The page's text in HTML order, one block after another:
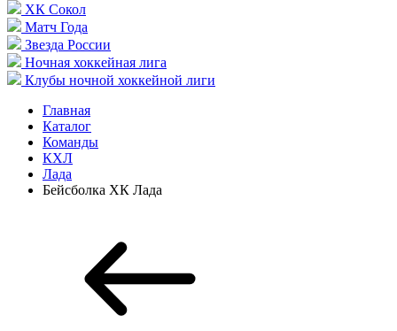
ХК Сокол
Матч Года
Звезда России
Ночная хоккейная лига
Клубы ночной хоккейной лиги
Главная
Каталог
Команды
КХЛ
Лада
Бейсболка ХК Лада